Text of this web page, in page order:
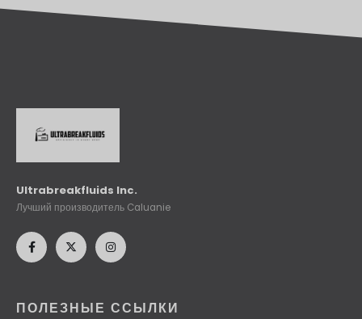
Ultrabreakfluids Inc.
Лучший производитель Caluanie
ПОЛЕЗНЫЕ ССЫЛКИ